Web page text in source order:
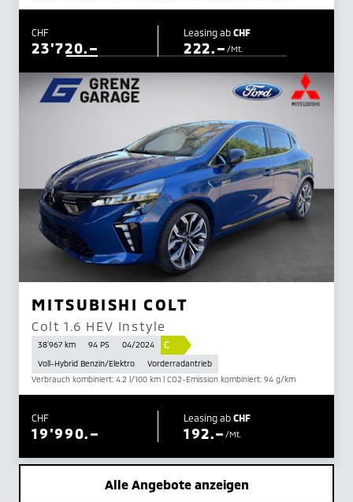
CHF
23'720.–
Leasing ab CHF
222.– /Mt.
MITSUBISHI COLT
Colt 1.6 HEV Instyle
38'967 km 94 PS 04/2024 C
Voll-Hybrid Benzin/Elektro
Vorderradantrieb
Verbrauch kombiniert: 4.2 l/100 km | CO2-Emission kombiniert: 94 g/km
CHF
19'990.–
Leasing abCHF
192.–/Mt.
Alle Angebote anzeigen